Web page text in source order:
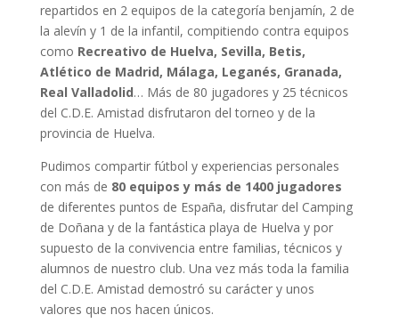
repartidos en 2 equipos de la categoría benjamín, 2 de
la alevín y 1 de la infantil, compitiendo contra equipos
como Recreativo de Huelva, Sevilla, Betis,
Atlético de Madrid, Málaga, Leganés, Granada,
Real Valladolid… Más de 80 jugadores y 25 técnicos
del C.D.E. Amistad disfrutaron del torneo y de la
provincia de Huelva.
Pudimos compartir fútbol y experiencias personales
con más de 80 equipos y más de 1400 jugadores
de diferentes puntos de España, disfrutar del Camping
de Doñana y de la fantástica playa de Huelva y por
supuesto de la convivencia entre familias, técnicos y
alumnos de nuestro club. Una vez más toda la familia
del C.D.E. Amistad demostró su carácter y unos
valores que nos hacen únicos.